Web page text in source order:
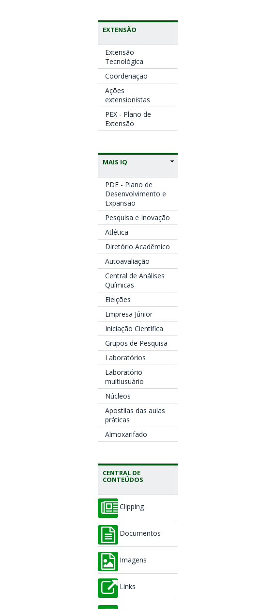
EXTENSÃO
Extensão
Tecnológica
Coordenação
Ações
extensionistas
PEX - Plano de
Extensão
MAIS IQ
PDE - Plano de
Desenvolvimento e
Expansão
Pesquisa e Inovação
Atlética
Diretório Acadêmico
Autoavaliação
Central de Análises
Químicas
Eleições
Empresa Júnior
Iniciação Científica
Grupos de Pesquisa
Laboratórios
Laboratório
multiusuário
Núcleos
Apostilas das aulas
práticas
Almoxarifado
CENTRAL DE
CONTEÚDOS
Clipping
Documentos
Imagens
Links